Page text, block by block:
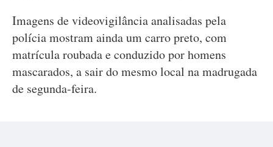
Imagens de videovigilância analisadas pela
polícia mostram ainda um carro preto, com
matrícula roubada e conduzido por homens
mascarados, a sair do mesmo local na madrugada
de segunda-feira.